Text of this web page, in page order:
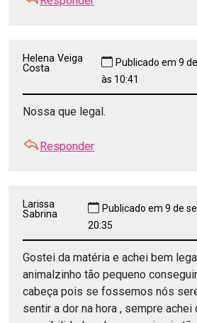
Helena Veiga
Costa
Publicado em 9
às 10:41
Nossa que legal.
Responder
Larissa
Sabrina
Publicado em 9 de
20:35
Gostei da matéria e achei bem
animalzinho tão pequeno
cabeça pois se fossemos nós
sentir a dor na hora , sempre achei